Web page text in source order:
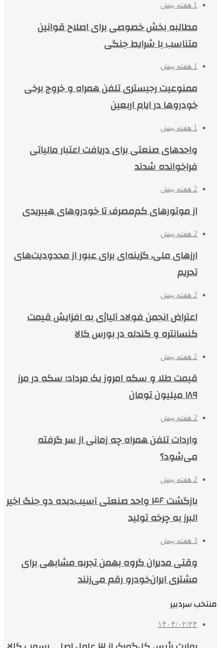
1 هفته پیش
مطالبه بخش خصوصی برای اصلاح قوانین
متناسب با شرایط جنگی
1 هفته پیش
ممنوعیت رجیستری تلفن همراه و خروج برخی
خودروها در ایام اربعین
1 هفته پیش
واحدهای صنعتی برای دریافت اعتبار مالیاتی
فراخوانده شدند
2 هفته پیش
از موتورهای کم‌مصرف تا خودروهای هیبریدی
2 هفته پیش
ارزهای ملی، گزینه‌ای برای عبور از محدودیت‌های
تحریم
2 هفته پیش
اعتراض انجمن فولاد آلیاژی به افزایش قیمت
کنسانتره و گندله در بورس کالا
2 هفته پیش
قیمت طلا و سکه امروز یک مرداد؛ سکه در مرز
۱۸۹ میلیون تومان
2 هفته پیش
واردات تلفن همراه چه زمانی از سر گرفته
می‌شود؟
2 هفته پیش
بازگشت ۴۶ واحد صنعتی آسیب‌دیده دو جنگ اخیر
البرز به چرخه تولید
3 هفته پیش
وقتی مدیران گروه بهمن تجربه مشابهی برای
مشتری ایران‌خودرو رقم می‌زنند
منتخب سردبیر
۱۴۰۴/۰۲/۲۴